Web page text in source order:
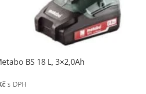
BS 18 L, 3×2,0Ah
s DPH